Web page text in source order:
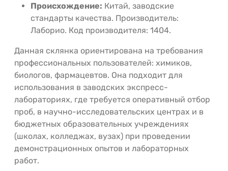
Происхождение: Китай, заводские
стандарты качества. Производитель:
Лаборио. Код производителя: 1404.
Данная склянка ориентирована на требования
профессиональных пользователей: химиков,
биологов, фармацевтов. Она подходит для
использования в заводских экспресс-
лабораториях, где требуется оперативный отбор
проб, в научно-исследовательских центрах и в
бюджетных образовательных учреждениях
(школах, колледжах, вузах) при проведении
демонстрационных опытов и лабораторных
работ.